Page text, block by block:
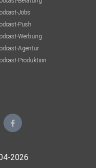
Jobs
Push
Werbung
Agentur
Produktion
2026